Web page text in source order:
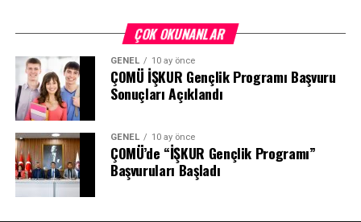
ÇOK OKUNANLAR
GENEL 10 ay önce
ÇOMÜ İŞKUR Gençlik Programı Başvuru
Sonuçları Açıklandı
GENEL 10 ay önce
ÇOMÜ’de “İŞKUR Gençlik Programı”
Başvuruları Başladı